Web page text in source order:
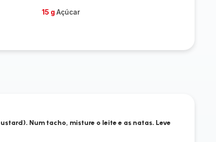
15 g Açúcar
Num tacho, misture o leite e as natas. Leve